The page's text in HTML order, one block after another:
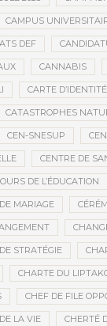
CAMPUS
DEF
CANNABIS
CARTE
CATASTROPHES
CEN-SNESUP
CENTRE DE
DE L’ÉDUCATION
MARIAGE
STRATÉGIE
CHARTE DU
CHEF DE FILE
LA VIE CHERTÉ